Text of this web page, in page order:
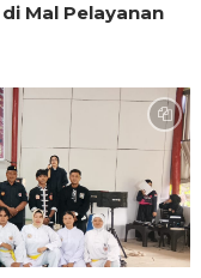
Mal Pelayanan